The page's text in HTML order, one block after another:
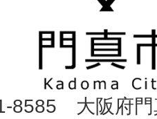
市
Kadoma
City
8585 大阪府門